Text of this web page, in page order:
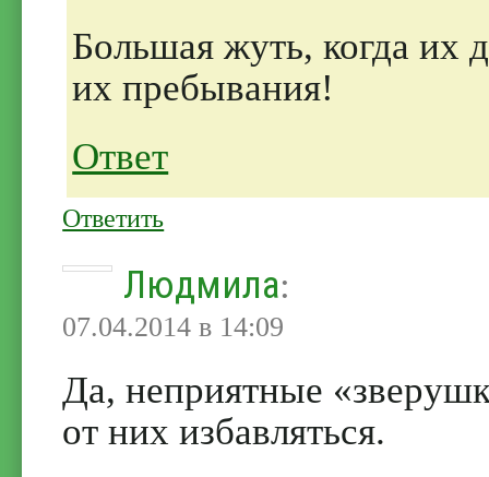
Большая жуть, когда их
их пребывания!
Ответ
Ответить
Людмила:
07.04.2014 в 14:09
Да, неприятные
от них избавляться.